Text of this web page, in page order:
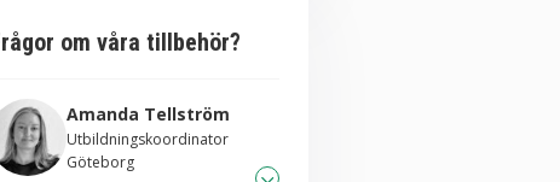
om våra tillbehör?
Amanda Tellström
Utbildningskoordinator
Göteborg